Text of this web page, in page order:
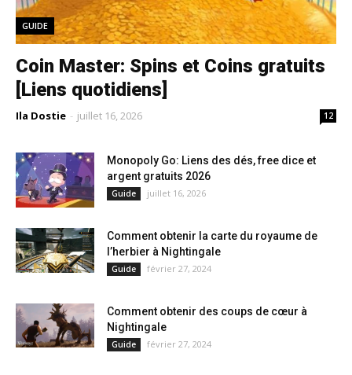
GUIDE
Coin Master: Spins et Coins gratuits
[Liens quotidiens]
Ila Dostie - juillet 16, 2026 12
Monopoly Go: Liens des dés, free dice et
argent gratuits 2026
Guide juillet 16, 2026
Comment obtenir la carte du royaume de
l’herbier à Nightingale
Guide février 27, 2024
Comment obtenir des coups de cœur à
Nightingale
Guide février 27, 2024